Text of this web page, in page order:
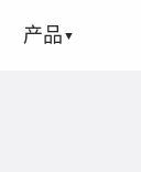
产品